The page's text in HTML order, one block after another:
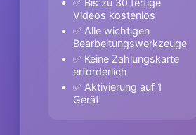
✅ Bis zu 30 fertige
Videos kostenlos
✅ Alle wichtigen
Bearbeitungswerkzeuge
✅ Keine Zahlungskarte
erforderlich
✅ Aktivierung auf 1
Gerät